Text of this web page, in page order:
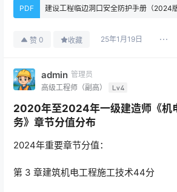
PDF 建设工程临边洞口安全防护手册（2024
赞 0 收藏 25年1月19日
admin 管理员
高级工程师（副高）
Lv4
2020年至2024年一级建造师《机
务》章节分值分布
2024年重要章节分值：
第 3 章建筑机电工程施工技术44分